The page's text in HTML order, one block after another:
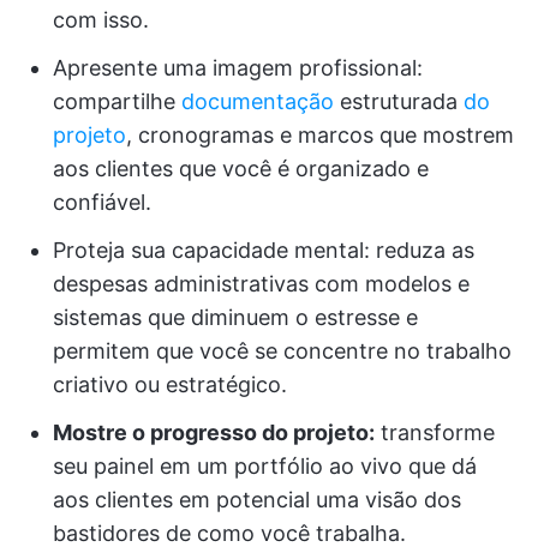
com isso.
Apresente uma imagem profissional:
compartilhe documentação estruturada do
projeto, cronogramas e marcos que mostrem
aos clientes que você é organizado e
confiável.
Proteja sua capacidade mental: reduza as
despesas administrativas com modelos e
sistemas que diminuem o estresse e
permitem que você se concentre no trabalho
criativo ou estratégico.
Mostre o progresso do projeto: transforme
seu painel em um portfólio ao vivo que dá
aos clientes em potencial uma visão dos
bastidores de como você trabalha.